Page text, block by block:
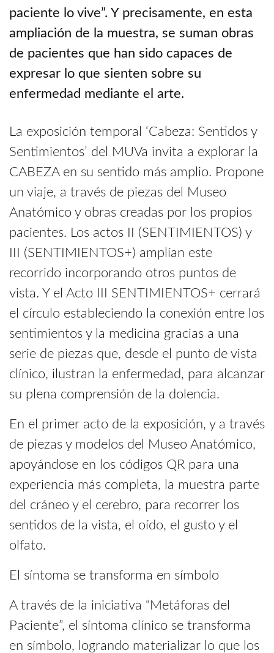
paciente lo vive”. Y precisamente, en esta
ampliación de la muestra, se suman obras
de pacientes que han sido capaces de
expresar lo que sienten sobre su
enfermedad mediante el arte.
La exposición temporal ‘Cabeza: Sentidos y
Sentimientos’ del MUVa invita a explorar la
CABEZA en su sentido más amplio. Propone
un viaje, a través de piezas del Museo
Anatómico y obras creadas por los propios
pacientes. Los actos II (SENTIMIENTOS) y
III (SENTIMIENTOS+) amplían este
recorrido incorporando otros puntos de
vista. Y el Acto III SENTIMIENTOS+ cerrará
el círculo estableciendo la conexión entre los
sentimientos y la medicina gracias a una
serie de piezas que, desde el punto de vista
clínico, ilustran la enfermedad, para alcanzar
su plena comprensión de la dolencia.
En el primer acto de la exposición, y a través
de piezas y modelos del Museo Anatómico,
apoyándose en los códigos QR para una
experiencia más completa, la muestra parte
del cráneo y el cerebro, para recorrer los
sentidos de la vista, el oído, el gusto y el
olfato.
El síntoma se transforma en símbolo
A través de la iniciativa “Metáforas del
Paciente”, el síntoma clínico se transforma
en símbolo, logrando materializar lo que los